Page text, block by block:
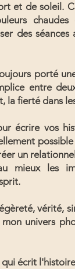
et de soleil.
des
porté
entre
la fierté dans
écrire vos
un
mieux les
vérité,
univers
écrit